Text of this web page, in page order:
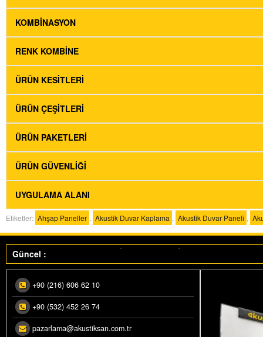
KOMBINASYON
RENK KOMBINE
ÜRÜN KESITLERI
ÜRÜN ÇEŞITLERI
ÜRÜN PAKETLERI
ÜRÜN GÜVENLIĞI
UYGULAMA ALANI
Etiketler: Ahşap Paneller Akustik Duvar Kaplama Akustik Duvar Paneli
Güncel :
Makedonya ihracatımız üretime alındı.
Akustiksan İhraçat Yılı…”Ataktayız”
+90 (216) 606 62 10
+90 (532) 452 26 74
pazarlama@akustiksan.com.tr